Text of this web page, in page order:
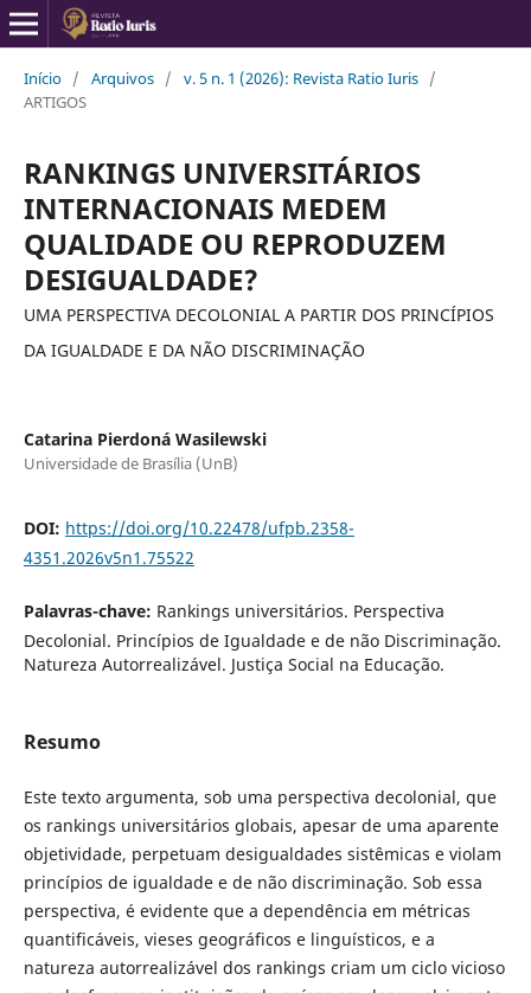
Início / Arquivos / v. 5 n. 1 (2026): Revista Ratio Iuris /
ARTIGOS
RANKINGS UNIVERSITÁRIOS
INTERNACIONAIS MEDEM
QUALIDADE OU REPRODUZEM
DESIGUALDADE?
UMA PERSPECTIVA DECOLONIAL A PARTIR DOS PRINCÍPIOS
DA IGUALDADE E DA NÃO DISCRIMINAÇÃO
Catarina Pierdoná Wasilewski
Universidade de Brasília (UnB)
DOI: https://doi.org/10.22478/ufpb.2358-
4351.2026v5n1.75522
Palavras-chave: Rankings universitários. Perspectiva
Decolonial. Princípios de Igualdade e de não Discriminação.
Natureza Autorrealizável. Justiça Social na Educação.
Resumo
Este texto argumenta, sob uma perspectiva decolonial, que
os rankings universitários globais, apesar de uma aparente
objetividade, perpetuam desigualdades sistêmicas e violam
princípios de igualdade e de não discriminação. Sob essa
perspectiva, é evidente que a dependência em métricas
quantificáveis, vieses geográficos e linguísticos, e a
natureza autorrealizável dos rankings criam um ciclo vicioso